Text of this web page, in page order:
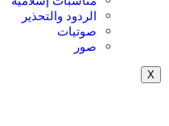
الردود والتحذير
صوتيات
صور
X